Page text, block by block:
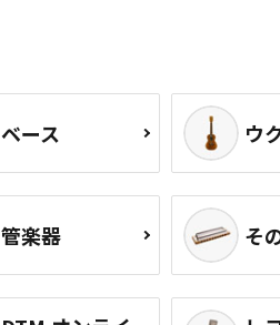
ベース ウ
管楽器 そ